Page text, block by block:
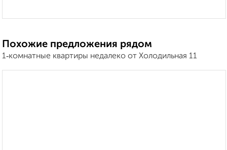
Похожие предложения рядом
1‑комнатные квартиры недалеко от Холодильная 11